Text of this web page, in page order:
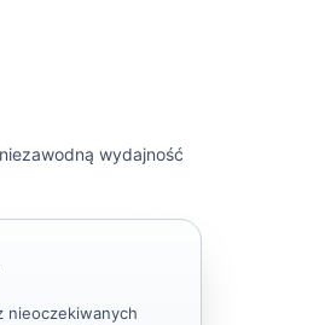
wydajność
nieoczekiwanych